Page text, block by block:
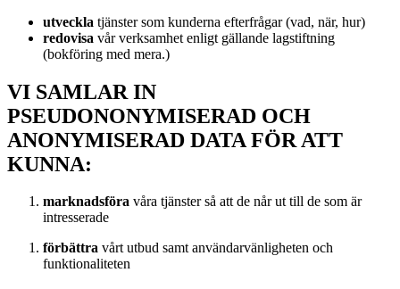
utveckla tjänster som kunderna efterfrågar (vad, när, hur)
redovisa vår verksamhet enligt gällande lagstiftning
(bokföring med mera.)
VI SAMLAR IN
PSEUDONONYMISERAD OCH
ANONYMISERAD DATA FÖR ATT
KUNNA:
marknadsföra våra tjänster så att de når ut till de som är
intresserade
förbättra vårt utbud samt användarvänligheten och
funktionaliteten